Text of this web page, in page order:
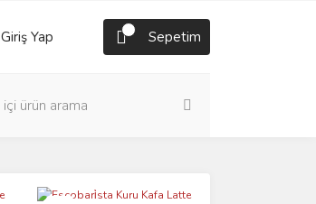
Giriş Yap Sepetim